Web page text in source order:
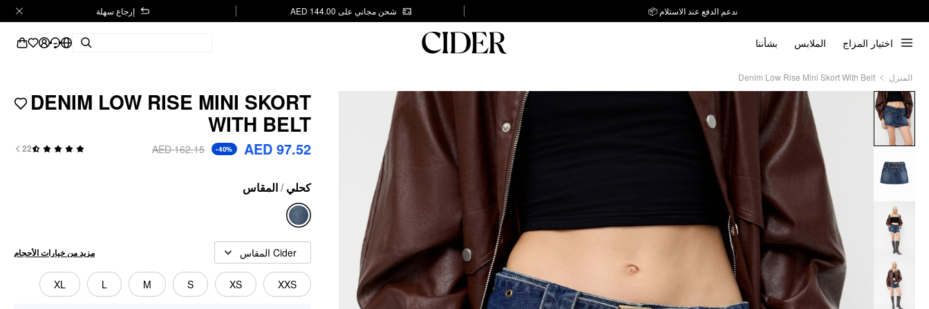
شحن مجاني على AED 144.00 إرجاع سهلة
اختيار المزاج الملابس بشأننا
المنزل Denim Low Rise Mini Skort With Belt
DENIM LOW RISE MINI SKORT
WITH BELT
AED 97.52
-40%
AED 162.15
22
كحلي /المقاس
Cider المقاس مزيد من خيارات الأحجام
XXS
XS
S
M
L
XL